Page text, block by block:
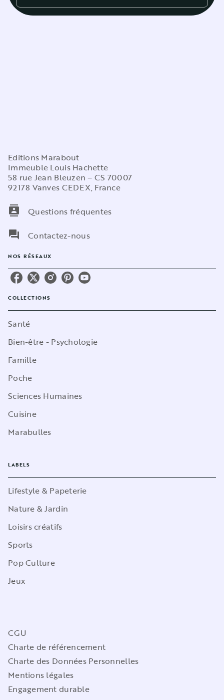
Editions Marabout
Immeuble Louis Hachette
58 rue Jean Bleuzen – CS 70007
92178 Vanves CEDEX, France
contacts
Questions fréquentes
question_answer
Contactez-nous
NOS RÉSEAUX
COLLECTIONS
Santé
Bien-être - Psychologie
Famille
Poche
Sciences Humaines
Cuisine
Marabulles
LABELS
Lifestyle & Papeterie
Nature & Jardin
Loisirs créatifs
Sports
Pop Culture
Jeux
CGU
Charte de référencement
Charte des Données Personnelles
Mentions légales
Engagement durable